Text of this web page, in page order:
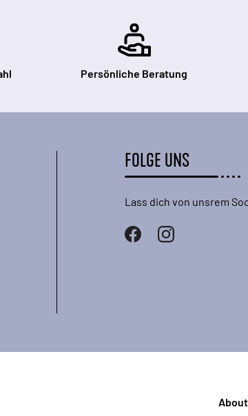
Persönliche Beratung
FOLGE UNS
Lass dich von unsrem